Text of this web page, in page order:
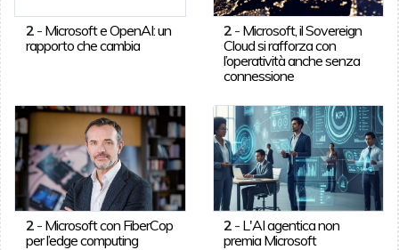
2- Microsoft e OpenAI: un
rapporto che cambia
2 - Microsoft, il Sovereign
Cloud si rafforza con
l’operatività anche senza
connessione
2- Microsoft con FiberCop
per l’edge computing
2 - L'AI agentica non
premia Microsoft